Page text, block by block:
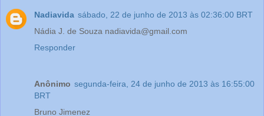
Nadiavida sábado, 22 de junho de 2013 às 02:36:00 BRT
Nádia J. de Souza nadiavida@gmail.com
Responder
Anônimo segunda-feira, 24 de junho de 2013 às 16:55:00
BRT
Bruno Jimenez